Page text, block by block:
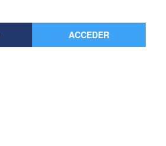
ACCEDER